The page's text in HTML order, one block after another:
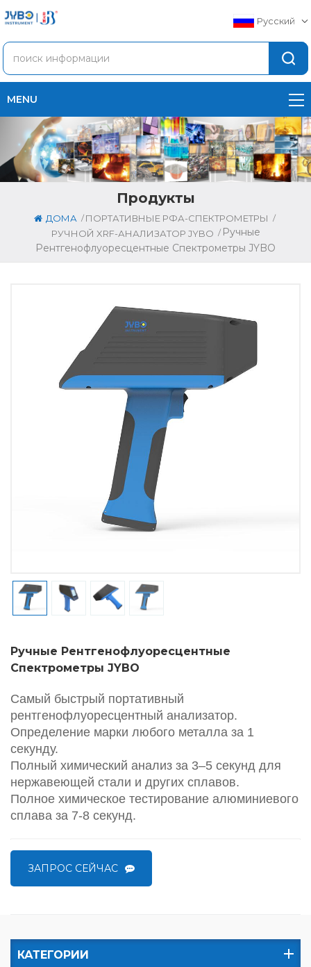
Русский
MENU
Продукты
ДОМА / ПОРТАТИВНЫЕ РФА-СПЕКТРОМЕТРЫ /
РУЧНОЙ XRF-АНАЛИЗАТОР JYBO / Ручные
Рентгенофлуоресцентные Спектрометры JYBO
Ручные Рентгенофлуоресцентные
Спектрометры JYBO
Самый быстрый портативный
рентгенофлуоресцентный анализатор.
Определение марки любого металла за 1
секунду.
Полный химический анализ за 3–5 секунд для
нержавеющей стали и других сплавов.
Полное химическое тестирование алюминиевого
сплава за 7-8 секунд.
ЗАПРОС СЕЙЧАС
КАТЕГОРИИ